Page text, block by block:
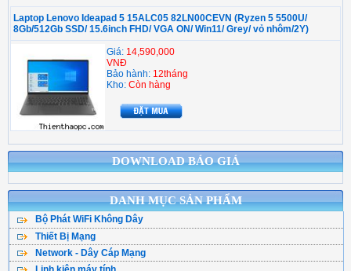
DOWNLOAD BÁO GIÁ
DANH MỤC SẢN PHẨM
Bộ Phát WiFi Không Dây
Bộ Phát WiFi TPLink
WiFi Tenda - DLink
Thiết Bị Mạng
WiFi Mesh
Network - Dây Cáp Mạng
Laptop Lenovo Ideapad 5 15ALC05 82LN00CEVN (Ryzen 5 5500U/
8Gb/512Gb SSD/ 15.6inch FHD/ VGA ON/ Win11/ Grey/ vỏ nhôm/2Y)
Giá: 14,590,000
VNĐ
Bảo hành: 12tháng
Kho: Còn hàng